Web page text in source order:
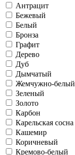
Антрацит
Бежевый
Белый
Бронза
Графит
Дерево
Дуб
Дымчатый
Жемчужно-белый
Зеленый
Золото
Карбон
Карельская сосна
Кашемир
Коричневый
Кремово-белый